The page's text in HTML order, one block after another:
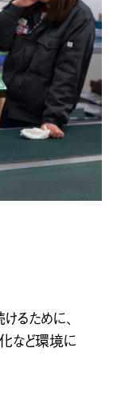
るために、
など環境に